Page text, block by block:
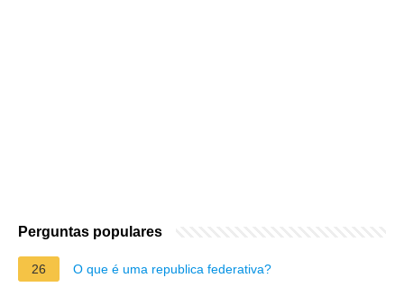
Perguntas populares
26 O que é uma republica federativa?